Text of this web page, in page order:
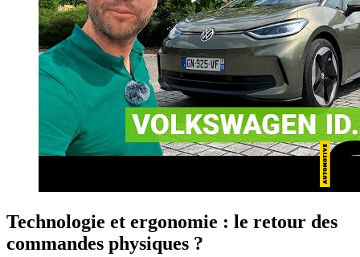
Technologie et ergonomie : le retour des
commandes physiques ?